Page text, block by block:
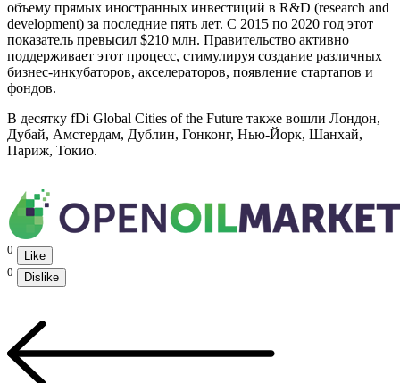
объему прямых иностранных инвестиций в R&D (research and
development) за последние пять лет. С 2015 по 2020 год этот
показатель превысил $210 млн. Правительство активно
поддерживает этот процесс, стимулируя создание различных
бизнес-инкубаторов, акселераторов, появление стартапов и
фондов.
В десятку fDi Global Cities of the Future также вошли Лондон,
Дубай, Амстердам, Дублин, Гонконг, Нью-Йорк, Шанхай,
Париж, Токио.
0
Like
0
Dislike